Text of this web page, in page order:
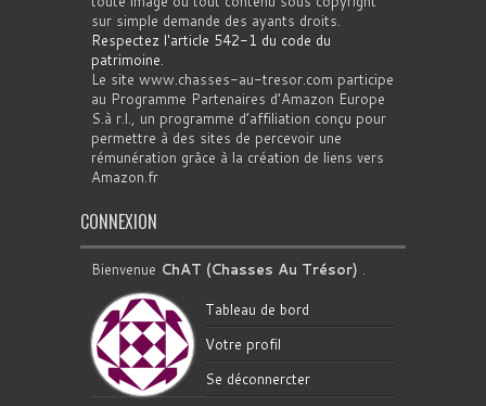
sur simple demande des ayants droits.
Respectez l'article 542-1 du code du
patrimoine.
Le site www.chasses-au-tresor.com participe
au Programme Partenaires d’Amazon Europe
S.à r.l., un programme d’affiliation conçu pour
permettre à des sites de percevoir une
rémunération grâce à la création de liens vers
Amazon.fr
CONNEXION
Bienvenue ChAT (Chasses Au Trésor) .
Tableau de bord
Votre profil
Se déconnercter